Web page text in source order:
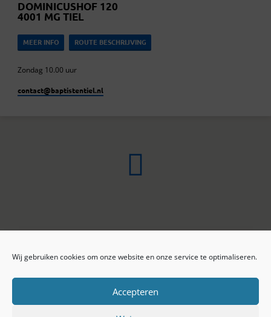
Wij gebruiken cookies om onze website en onze service te optimaliseren.
Accepteren
DOMINICUSHOF 120
4001 MG TIEL
MEER INFO ROUTE BESCHRIJVING
Zondag 10.00 uur
contact​@baptistentiel.nl
ONLINE ARCHIEF
Privacy beleid